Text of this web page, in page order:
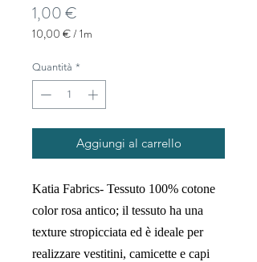
1,00 €
10,00 €/1m
ogni
1
Metro
Quantità *
Aggiungi al carrello
Katia Fabrics- Tessuto 100% cotone
color rosa antico; il tessuto ha una
texture stropicciata ed è ideale per
realizzare vestitini, camicette e capi